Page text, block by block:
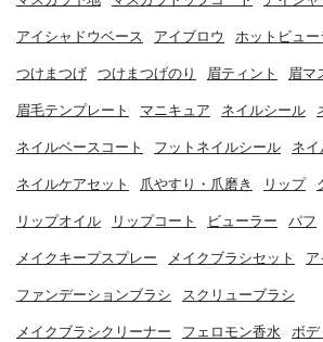
アイシャドウベース アイブロウ ホットビュー
つけまつげ つけまつげのり 眉ティント 眉マ
眉毛テンプレート マニキュア ネイルシール
ネイルベースコート フットネイルシール ネ
ネイルケアセット 爪やすり・爪磨き リップ
リップオイル リップコート ビューラー パフ
メイクキープスプレー メイクブラシセット
ファンデーションブラシ スクリューブラシ
メイクブラシクリーナー フェロモン香水 ボデ